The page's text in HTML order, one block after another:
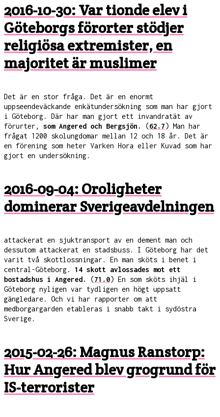
2016-10-30: Var tionde elev i
Göteborgs förorter stödjer
religiösa extremister, en
majoritet är muslimer
Det är en stor fråga. Det är en enormt
uppseendeväckande enkätundersökning som man har gjort
i Göteborg. Där har man gjort ett invandratät av
förurter, som Angered och Bergsjön. (62.7) Man har
frågat 1200 skolungdomar mellan 12 och 18 år. Det är
en förening som heter Varken Hora eller Kuvad som har
gjort en undersökning.
2016-09-04: Oroligheter
dominerar Sverigeavdelningen
attackerat en sjuktransport av en dement man och
dessutom attackerat en stadsbuss. I Göteborg har det
varit två skottlossningar. En man sköts i benet i
central-Göteborg. 14 skott avlossades mot ett
bostadshus i Angered.
(71.0) En som sköts ihjäl i
Göteborg nyligen var tydligen en högt uppsatt
gängledare. Och vi har rapporter om att
medborgargarden etableras i snabb takt i sydöstra
Sverige.
2015-02-26: Magnus Ranstorp:
Hur Angered blev grogrund för
IS-terrorister